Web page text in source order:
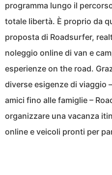
programma lungo il
totale libertà. È proprio da
proposta di Roadsurfer,
noleggio online di van e
esperienze on the road.
diverse esigenze di viaggio
amici fino alle famiglie –
organizzare una vacanza
online e veicoli pronti per